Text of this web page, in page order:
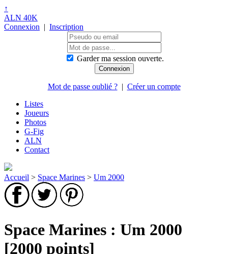
↑
ALN 40K
Connexion | Inscription
Garder ma session ouverte.
Mot de passe oublié ?| Créer un compte
Listes
Joueurs
Photos
G-Fig
ALN
Contact
Accueil > Space Marines > Um 2000
Space Marines : Um 2000
[2000 points]